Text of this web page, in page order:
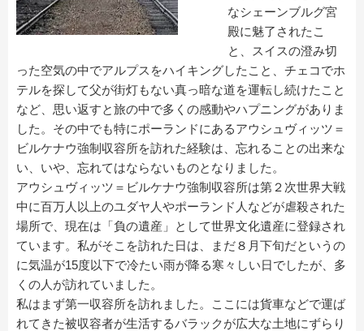
なシェーンブルグ宮
殿に魅了されたこ
と、スイスの澄み切
った空気の中でアルプスをハイキングしたこと、チェコでホ
テルを探して父が街灯もない真っ暗な道を運転し続けたこと
など、思い返すと旅の中で多くの感動やハプニングがありま
した。その中でも特にポーランドにあるアウシュヴィッツ＝
ビルケナウ強制収容所を訪れた経験は、忘れることの出来な
い、いや、忘れてはならないものとなりました。
アウシュヴィッツ＝ビルケナウ強制収容所は第２次世界大戦
中に百万人以上のユダヤ人やポーランド人などが虐殺された
場所で、現在は「負の遺産」として世界文化遺産に登録され
ています。私がそこを訪れた日は、まだ８月下旬だというの
に気温が15度以下で冷たい雨が降る寒々しい日でしたが、多
くの人が訪れていました。
私はまず第一収容所を訪れました。ここには貨車などで運ば
れてきた被収容者が生活するバラックが広大な土地にずらり